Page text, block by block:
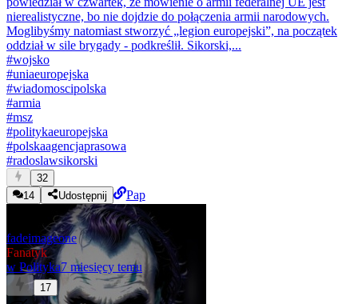
nierealistyczne, bo nie dojdzie do połączenia armii narodowych.
Moglibyśmy natomiast stworzyć „legion europejski”, na początek
oddział w sile brygady - podkreślił. Sikorski,...
#wojsko
#uniaeuropejska
#wiadomoscipolska
#armia
#msz
#politykaeuropejska
#polskaagencjaprasowa
#radoslawsikorski
32
14
Udostępnij Pap
fadeimageone
Fanatyk
w Polityka7 miesięcy temu
17